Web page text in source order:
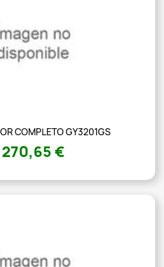
COMPLETO GY3201GS
270,65 €